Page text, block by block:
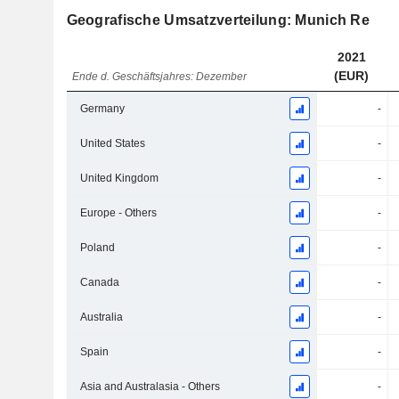
Geografische Umsatzverteilung: Munich Re
Ende d. Geschäftsjahres: Dezember
2021
(EUR)
Germany -
United States -
United Kingdom -
Europe - Others -
Poland -
Canada -
Australia -
Spain -
Asia and Australasia - Others -